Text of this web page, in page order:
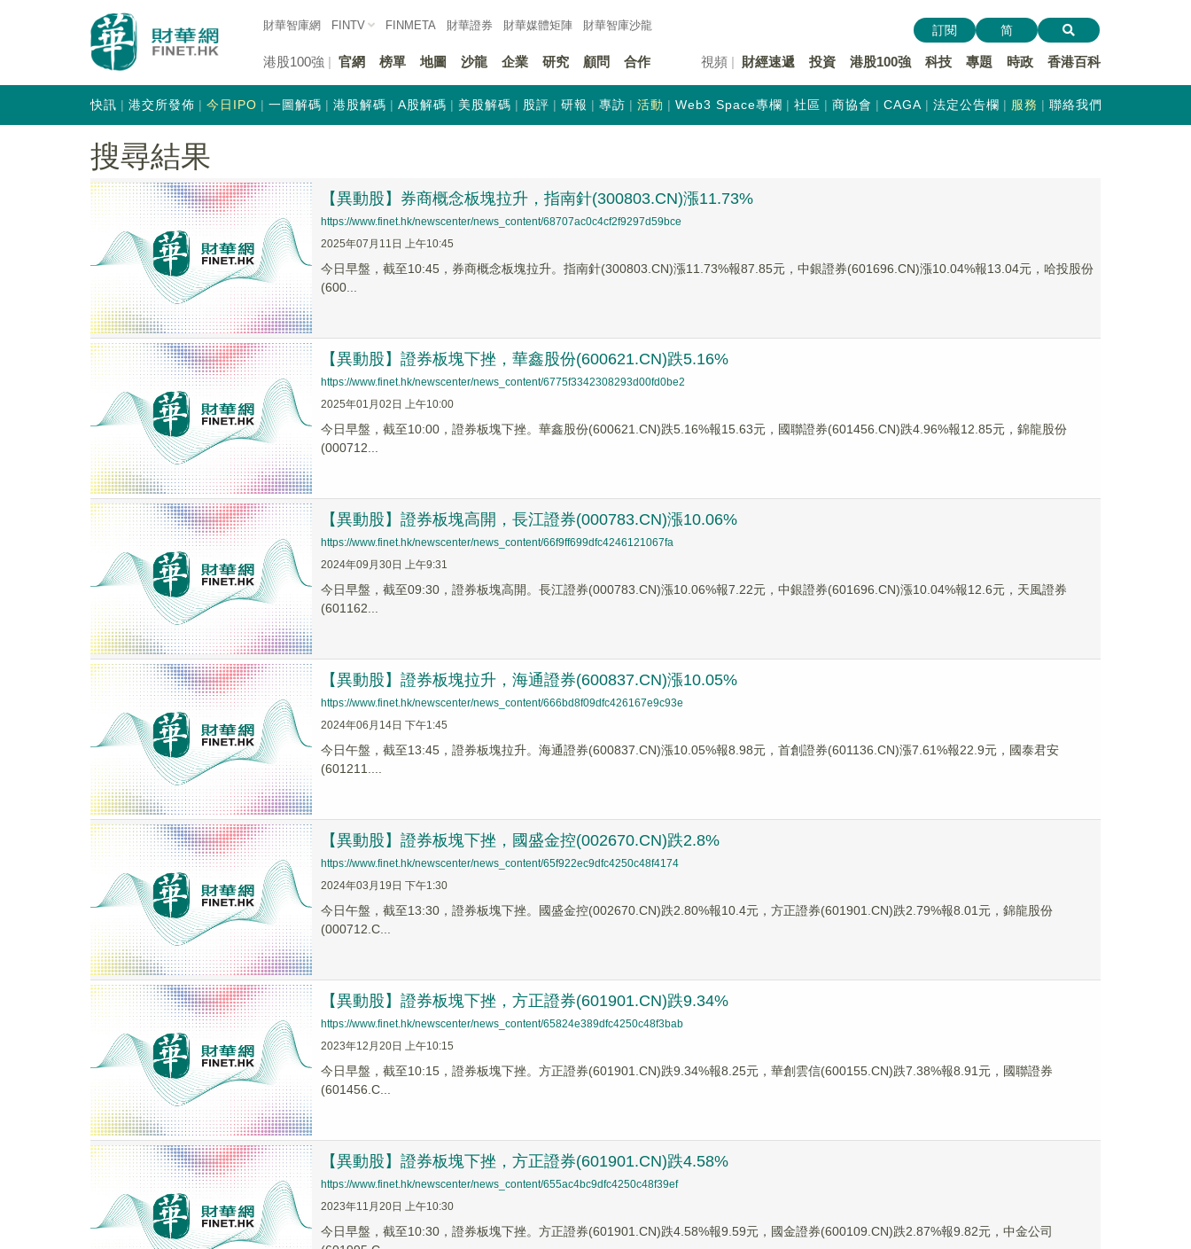
財華智庫網 FINTV FINMETA 財華證券 財華媒體矩陣 財華智庫沙龍
港股100強 官網 榜單 地圖 沙龍 企業 研究 顧問 合作 視頻 財經速遞 投資 港股100強 科技 專題 時政 香港百科
訂閱 简
快訊 港交所發佈 今日IPO 一圖解碼 港股解碼 A股解碼 美股解碼 股評 研報 專訪 活動 Web3 Space專欄 社區 商協會 CAGA 法定公告欄 服務 聯絡我們
搜尋結果
【異動股】券商概念板塊拉升，指南針(300803.CN)漲11.73%
https://www.finet.hk/newscenter/news_content/68707ac0c4cf2f9297d59bce
2025年07月11日 上午10:45
今日早盤，截至10:45，券商概念板塊拉升。指南針(300803.CN)漲11.73%報87.85元，中銀證券(601696.CN)漲10.04%報13.04元，哈投股份
(600...
【異動股】證券板塊下挫，華鑫股份(600621.CN)跌5.16%
https://www.finet.hk/newscenter/news_content/6775f3342308293d00fd0be2
2025年01月02日 上午10:00
今日早盤，截至10:00，證券板塊下挫。華鑫股份(600621.CN)跌5.16%報15.63元，國聯證券(601456.CN)跌4.96%報12.85元，錦龍股份
(000712...
【異動股】證券板塊高開，長江證券(000783.CN)漲10.06%
https://www.finet.hk/newscenter/news_content/66f9ff699dfc4246121067fa
2024年09月30日 上午9:31
今日早盤，截至09:30，證券板塊高開。長江證券(000783.CN)漲10.06%報7.22元，中銀證券(601696.CN)漲10.04%報12.6元，天風證券
(601162...
【異動股】證券板塊拉升，海通證券(600837.CN)漲10.05%
https://www.finet.hk/newscenter/news_content/666bd8f09dfc426167e9c93e
2024年06月14日 下午1:45
今日午盤，截至13:45，證券板塊拉升。海通證券(600837.CN)漲10.05%報8.98元，首創證券(601136.CN)漲7.61%報22.9元，國泰君安
(601211....
【異動股】證券板塊下挫，國盛金控(002670.CN)跌2.8%
https://www.finet.hk/newscenter/news_content/65f922ec9dfc4250c48f4174
2024年03月19日 下午1:30
今日午盤，截至13:30，證券板塊下挫。國盛金控(002670.CN)跌2.80%報10.4元，方正證券(601901.CN)跌2.79%報8.01元，錦龍股份
(000712.C...
【異動股】證券板塊下挫，方正證券(601901.CN)跌9.34%
https://www.finet.hk/newscenter/news_content/65824e389dfc4250c48f3bab
2023年12月20日 上午10:15
今日早盤，截至10:15，證券板塊下挫。方正證券(601901.CN)跌9.34%報8.25元，華創雲信(600155.CN)跌7.38%報8.91元，國聯證券
(601456.C...
【異動股】證券板塊下挫，方正證券(601901.CN)跌4.58%
https://www.finet.hk/newscenter/news_content/655ac4bc9dfc4250c48f39ef
2023年11月20日 上午10:30
今日早盤，截至10:30，證券板塊下挫。方正證券(601901.CN)跌4.58%報9.59元，國金證券(600109.CN)跌2.87%報9.82元，中金公司